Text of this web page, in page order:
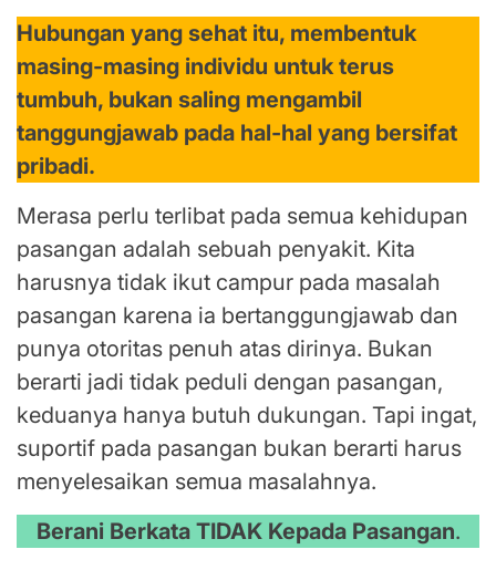
Hubungan yang sehat itu, membentuk
masing-masing individu untuk terus
tumbuh, bukan saling mengambil
tanggungjawab pada hal-hal yang bersifat
pribadi.
Merasa perlu terlibat pada semua kehidupan
pasangan adalah sebuah penyakit. Kita
harusnya tidak ikut campur pada masalah
pasangan karena ia bertanggungjawab dan
punya otoritas penuh atas dirinya. Bukan
berarti jadi tidak peduli dengan pasangan,
keduanya hanya butuh dukungan. Tapi ingat,
suportif pada pasangan bukan berarti harus
menyelesaikan semua masalahnya.
Berani Berkata TIDAK Kepada Pasangan.